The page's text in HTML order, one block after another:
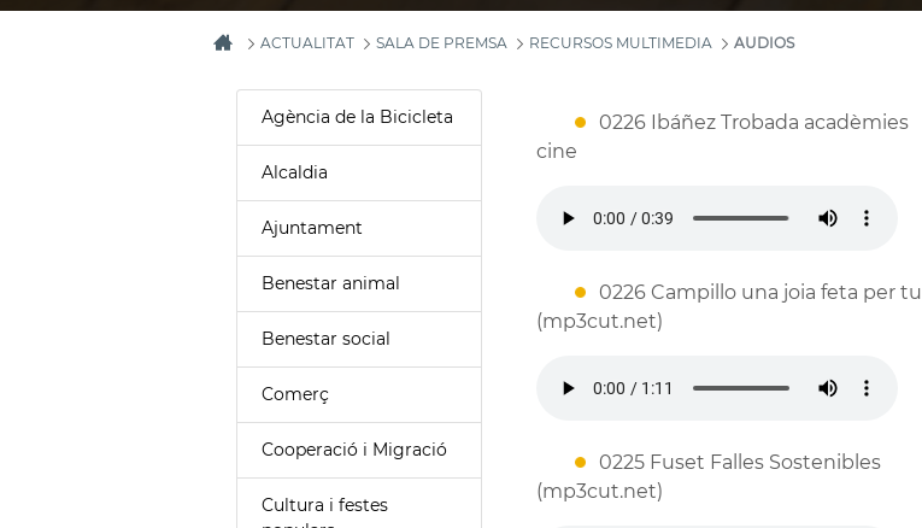
ACTUALITAT SALA DE PREMSA RECURSOS MULTIMEDIA AUDIOS
Agència de la Bicicleta
Alcaldia
Ajuntament
Benestar animal
Benestar social
Comerç
Cooperació i Migració
Cultura i festes
0226 Ibáñez Trobada acadèmies
cine
0226 Campillo una joia feta per tu
(mp3cut.net)
0225 Fuset Falles Sostenibles
(mp3cut.net)